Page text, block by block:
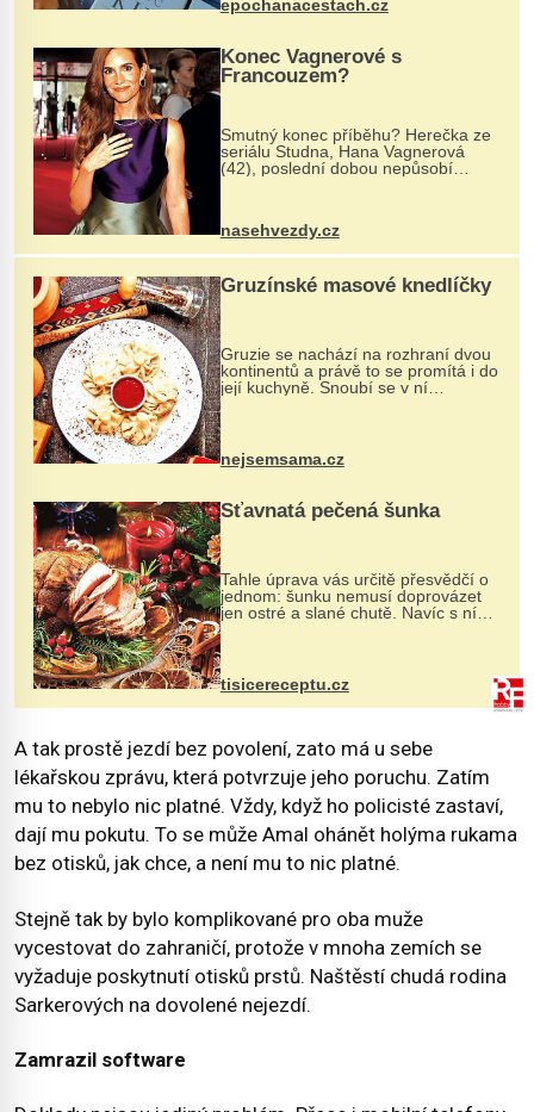
epochanacestach.cz
Konec Vagnerové s
Francouzem?
Smutný konec příběhu? Herečka ze
seriálu Studna, Hana Vagnerová
(42), poslední dobou nepůsobí
nasehvezdy.cz
Gruzínské masové knedlíčky
Gruzie se nachází na rozhraní dvou
kontinentů a právě to se promítá i do
její kuchyně. Snoubí se v ní
evropské a asijské chutě a díky tomu
vznikají rozmanité a chuťově bohaté
pokrmy, které rozhodně st...
nejsemsama.cz
Šťavnatá pečená šunka
Tahle úprava vás určitě přesvědčí o
jednom: šunku nemusí doprovázet
jen ostré a slané chutě. Navíc s ní
nakrmíte poměrně hodně hladových
krků. Ingredience sádlo 3 kg šunky
vcelku 3 stroužky česneku hl...
tisicereceptu.cz
A tak prostě jezdí bez povolení, zato má u sebe
lékařskou zprávu, která potvrzuje jeho poruchu. Zatím
mu to nebylo nic platné. Vždy, když ho policisté zastaví,
dají mu pokutu. To se může Amal ohánět holýma rukama
bez otisků, jak chce, a není mu to nic platné.
Stejně tak by bylo komplikované pro oba muže
vycestovat do zahraničí, protože v mnoha zemích se
vyžaduje poskytnutí otisků prstů. Naštěstí chudá rodina
Sarkerových na dovolené nejezdí.
Zamrazil software